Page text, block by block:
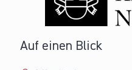
Das sind wir
Auf einen Blick